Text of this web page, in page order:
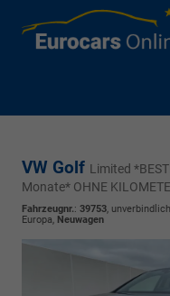
VW Golf Limited
Monate* OHNE
Fahrzeugnr.: 39753,
Europa, Neuwagen